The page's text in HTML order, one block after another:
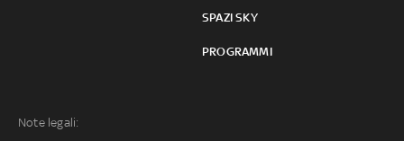
SPAZI SKY
PROGRAMMI
Note legali: